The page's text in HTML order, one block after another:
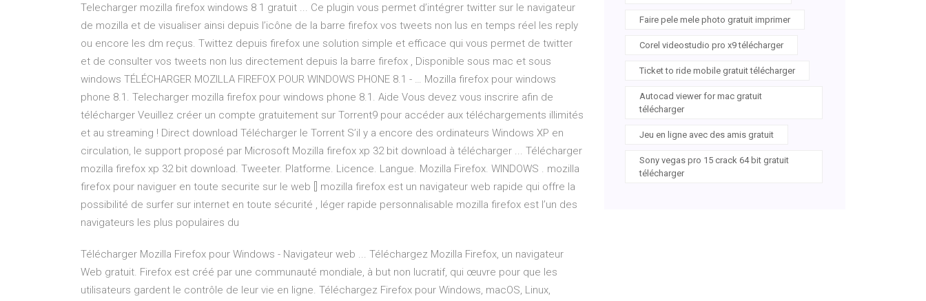
Telecharger mozilla firefox windows 8 1 gratuit ... Ce plugin vous permet d’intégrer twitter sur le navigateur
de mozilla et de visualiser ainsi depuis l’icône de la barre firefox vos tweets non lus en temps réel les reply
ou encore les dm reçus. Twittez depuis firefox une solution simple et efficace qui vous permet de twitter
et de consulter vos tweets non lus directement depuis la barre firefox , Disponible sous mac et sous
windows TÉLÉCHARGER MOZILLA FIREFOX POUR WINDOWS PHONE 8.1 - … Mozilla firefox pour windows
phone 8.1. Telecharger mozilla firefox pour windows phone 8.1. Aide Vous devez vous inscrire afin de
télécharger Veuillez créer un compte gratuitement sur Torrent9 pour accéder aux téléchargements illimités
et au streaming ! Direct download Télécharger le Torrent S’il y a encore des ordinateurs Windows XP en
circulation, le support proposé par Microsoft Mozilla firefox xp 32 bit download à télécharger ... Télécharger
mozilla firefox xp 32 bit download. Tweeter. Platforme. Licence. Langue. Mozilla Firefox. WINDOWS . mozilla
firefox pour naviguer en toute securite sur le web [] mozilla firefox est un navigateur web rapide qui offre la
possibilité de surfer sur internet en toute sécurité , léger rapide personnalisable mozilla firefox est l’un des
navigateurs les plus populaires du
Télécharger Mozilla Firefox pour Windows - Navigateur web ... Téléchargez Mozilla Firefox, un navigateur
Web gratuit. Firefox est créé par une communauté mondiale, à but non lucratif, qui œuvre pour que les
utilisateurs gardent le contrôle de leur vie en ligne. Téléchargez Firefox pour Windows, macOS, Linux,
Faire pele mele photo gratuit imprimer
Corel videostudio pro x9 télécharger
Ticket to ride mobile gratuit télécharger
Autocad viewer for mac gratuit
télécharger
Jeu en ligne avec des amis gratuit
Sony vegas pro 15 crack 64 bit gratuit
télécharger